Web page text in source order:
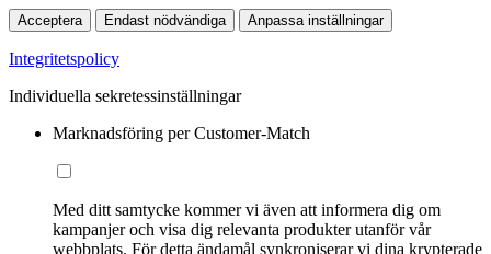
Acceptera Endast nödvändiga Anpassa inställningar
Integritetspolicy
Individuella sekretessinställningar
Marknadsföring per Customer-Match
Med ditt samtycke kommer vi även att informera dig om
kampanjer och visa dig relevanta produkter utanför vår
webbplats. För detta ändamål synkroniserar vi dina krypterade